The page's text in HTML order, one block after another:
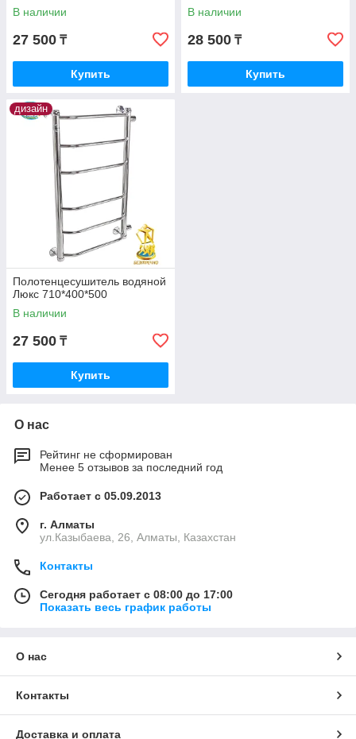
В наличии
27 500 ₸
Купить
В наличии
28 500 ₸
Купить
дизайн
Полотенцесушитель водяной
Люкс 710*400*500
В наличии
27 500 ₸
Купить
О нас
Рейтинг не сформирован
Менее 5 отзывов за последний год
Работает с 05.09.2013
г. Алматы
ул.Казыбаева, 26, Алматы, Казахстан
Контакты
Сегодня работает с 08:00 до 17:00
Показать весь график работы
О нас
Контакты
Доставка и оплата